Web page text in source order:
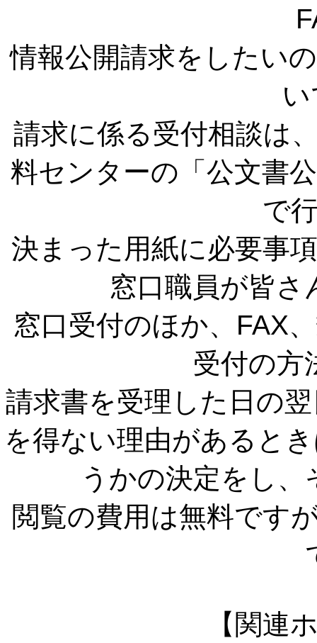
情報公開請求をしたい
請求に係る受付相談は
料センターの「公文書
で
決まった用紙に必要事
窓口職員が皆さ
窓口受付のほか、FAX
受付の方
請求書を受理した日の
を得ない理由があると
うかの決定をし
閲覧の費用は無料です
【関連